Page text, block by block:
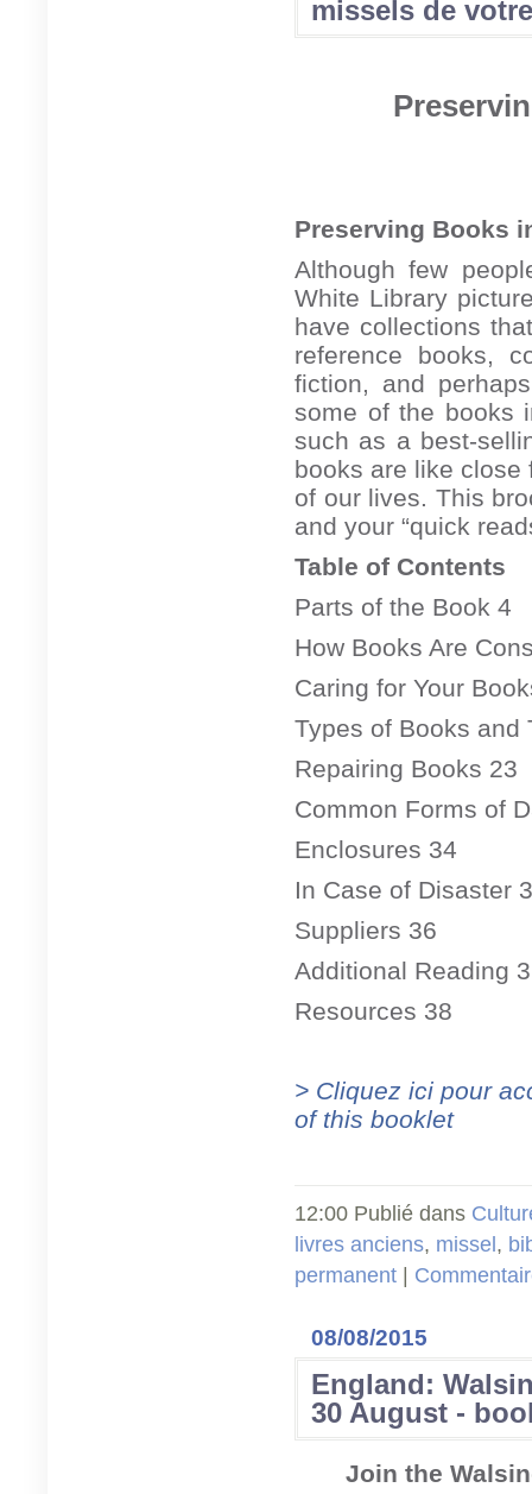
missels de
Preserving Books
Although few
White Library
have collections
reference books,
fiction, and
some of the books
such as a best-
books are like close
of our lives. This
and your “quick
Table of Contents
Parts of the Book 4
How Books Are
Caring for Your
Types of Books and
Repairing Books 23
Common Forms of
Enclosures 34
In Case of Disaster
Suppliers 36
Additional Reading
Resources 38
> Cliquez ici pour
of this booklet
12:00 Publié dans
livres anciens, missel,
permanent |
08/08/2015
England:
30 August -
Join the